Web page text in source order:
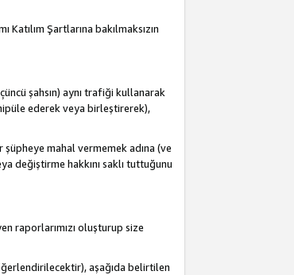
Şartlarına bakılmaksızın
şahsın) aynı trafiği kullanarak
ederek veya birleştirerek),
mahal vermemek adına (ve
değiştirme hakkını saklı tuttuğunu
raporlarımızı oluşturup size
aşağıda belirtilen